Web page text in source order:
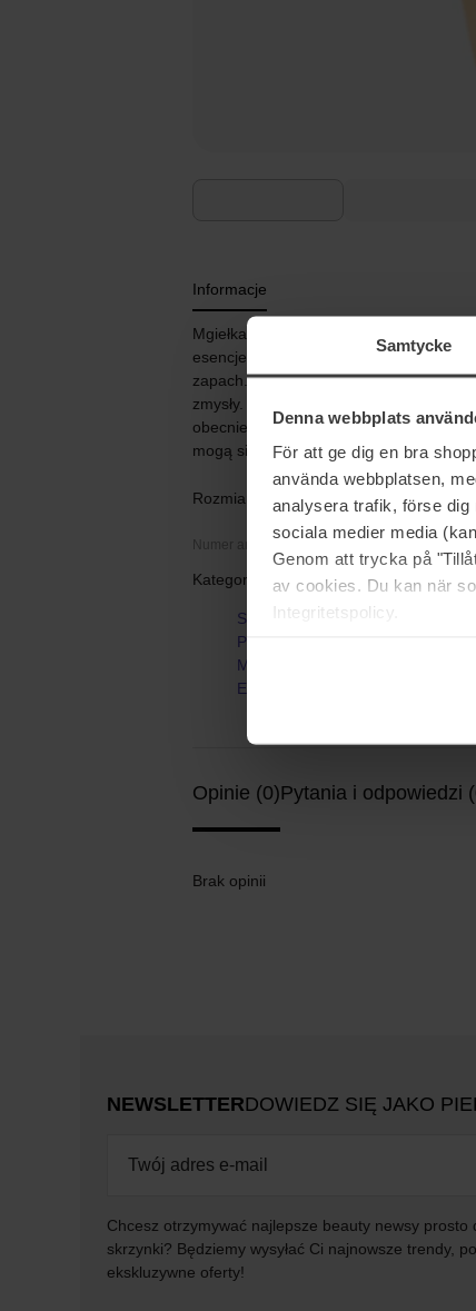
Samtycke
Denna webbplats
För att ge dig en bra
använda webbplatsen,
analysera trafik, förse
sociala medier media
Genom att trycka på
av cookies. Du kan när
Integritetspolicy.
Informacje
Mgiełka do ciała, która budzi Twoje
esencje z dojrzewających w słońcu
zapach.Zmiękcza skórę i dodaje jej
zmysły. *UWAGA! Na zdjęciu widać
obecnie zmiany w opakowaniach,
mogą się przez pewien czas różnić.
Rozmiar: 100 ml
Kategorie:
Strona główna
Perfumy
Mgiełki do ciała
Eau Apricot
Opinie (0)Pytania i odpowiedzi
Brak opinii
NEWSLETTERDOWIEDZ SIĘ JAKO
Chcesz otrzymywać najlepsze beauty newsy prosto
skrzynki? Będziemy wysyłać Ci najnowsze trendy,
ekskluzywne oferty!